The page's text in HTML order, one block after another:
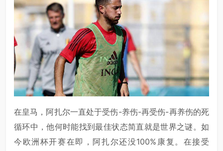
在皇马，阿扎尔一直处于受伤-养伤-再受伤-再养伤的死
循环中，他何时能找到最佳状态简直就是世界之谜。如
今欧洲杯开赛在即，阿扎尔还没100%康复。在接受